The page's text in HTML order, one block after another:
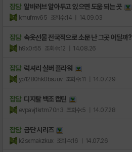
잡담 알바러브 알아두고 있으면 도움 되는 곳
kmufmv65 조회수:14 | 14.09.03
잡담 속옷선물 전국적으로 소문 난 그곳 어딜까?
h9x0r55 조회수:12 | 14.08.26
잡담 럭셔리 실버 플라워
yp1280hk0bsuuv 조회수:11 | 14.07.29
잡담 디지탈 백조 캡틴
evpavj1krtm70n3 조회수:5 | 14.07.28
잡담 금단 시리즈
k2sxmakzkux 조회수:16 | 14.07.26